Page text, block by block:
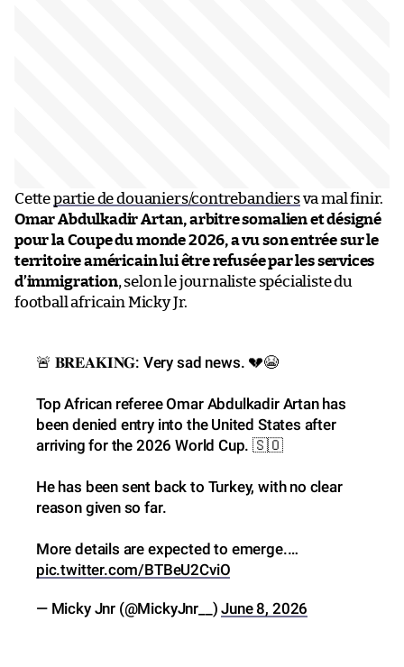
Cettepartie de douaniers/contrebandiersva mal finir.
Omar Abdulkadir Artan, arbitre somalien et désigné
pour la Coupe du monde 2026, a vu son entrée sur le
territoire américain lui être refusée par les services
d’immigration, selon le journaliste spécialiste du
football africain Micky Jr.
🚨 𝐁𝐑𝐄𝐀𝐊𝐈𝐍𝐆: Very sad news. 💔😭
Top African referee Omar Abdulkadir Artan has
been denied entry into the United States after
arriving for the 2026 World Cup. 🇸🇴
He has been sent back to Turkey, with no clear
reason given so far.
More details are expected to emerge.…
pic.twitter.com/BTBeU2CviO
— Micky Jnr (@MickyJnr__)June 8, 2026